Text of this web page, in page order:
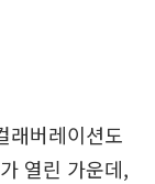
래버레이션도
열린 가운데,